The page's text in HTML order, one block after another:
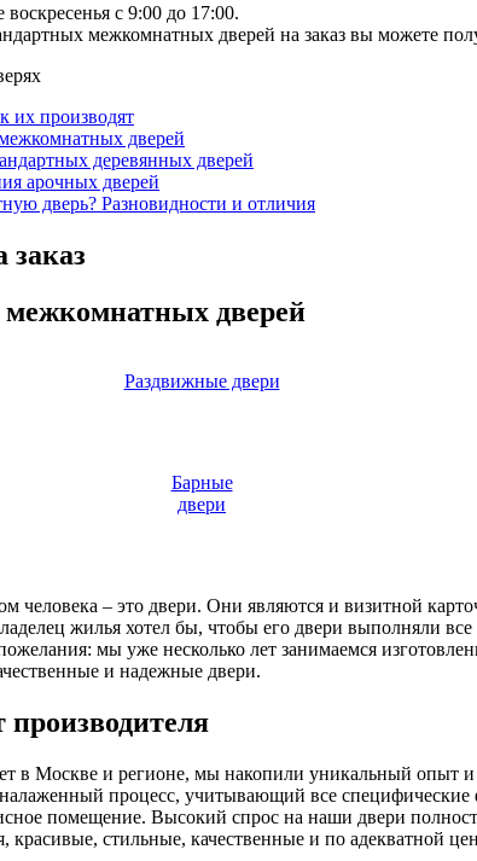
с 9:00 до 17:00.
межкомнатных дверей на заказ вы можете
их производят
дверей
деревянных дверей
арочных дверей
дверь? Разновидности и отличия
межкомнатных дверей
Раздвижные двери
Барные
двери
человека – это двери. Они являются и визитной
жилья хотел бы, чтобы его двери
мы уже несколько лет занимаемся
и надежные двери.
в Москве и регионе, мы накопили уникальный опыт
процесс, учитывающий все
помещение. Высокий спрос на наши двери
красивые, стильные, качественные и по адекватной